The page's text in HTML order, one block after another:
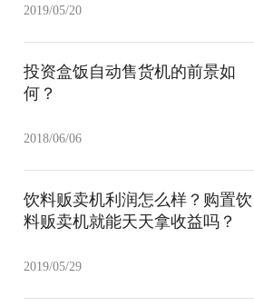
2019/05/20
投资盒饭自动售货机的前景如
何？
2018/06/06
饮料贩卖机利润怎么样？购置饮
料贩卖机就能天天拿收益吗？
2019/05/29